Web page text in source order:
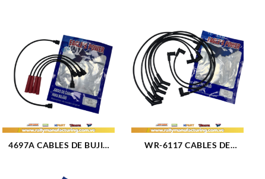
4697A CABLES DE BUJIA
WR-6117 CABLES DE